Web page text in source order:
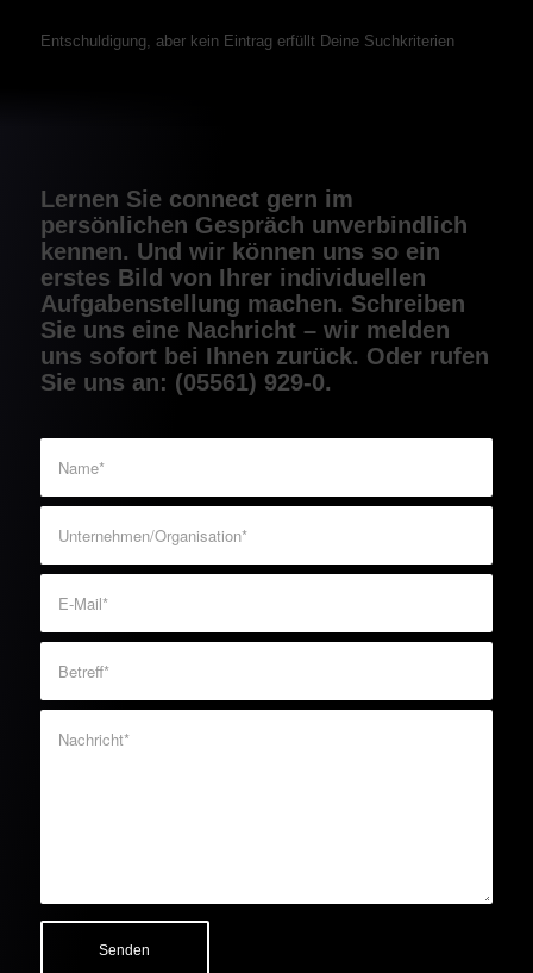
Entschuldigung, aber kein Eintrag erfüllt Deine Suchkriterien
Lernen Sie connect gern im
persönlichen Gespräch unverbindlich
kennen. Und wir können uns so ein
erstes Bild von Ihrer individuellen
Aufgaben­stellung machen. Schreiben
Sie uns eine Nachricht – wir melden
uns sofort bei Ihnen zurück. Oder rufen
Sie uns an: (05561) 929-0.